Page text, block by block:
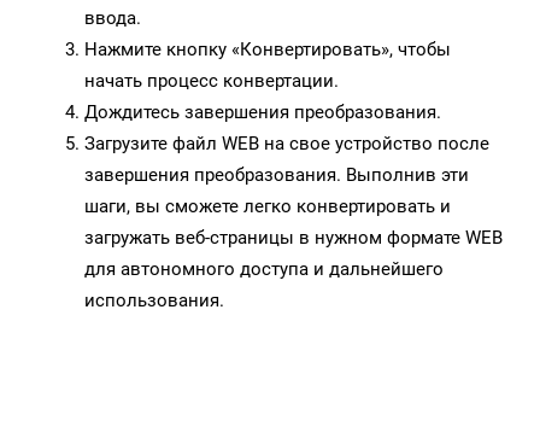
ввода.
Нажмите кнопку «Конвертировать», чтобы
начать процесс конвертации.
Дождитесь завершения преобразования.
Загрузите файл WEB на свое устройство после
завершения преобразования. Выполнив эти
шаги, вы сможете легко конвертировать и
загружать веб-страницы в нужном формате WEB
для автономного доступа и дальнейшего
использования.